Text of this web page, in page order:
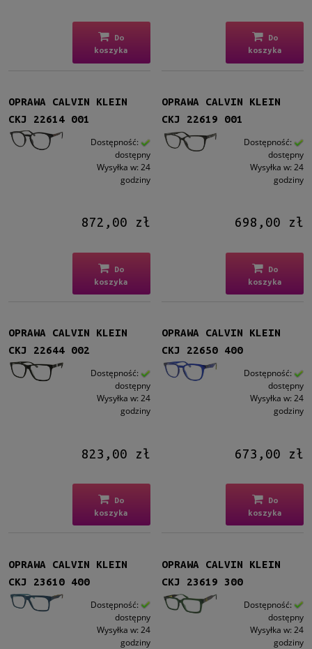
Filtruj
Nowość
nie(14)
Do
koszyka
Do
koszyka
OPRAWA CALVIN KLEIN
CKJ 22614 001
Dostępność:
dostępny
Wysyłka w: 24
godziny
872,00 zł
Do
koszyka
OPRAWA CALVIN KLEIN
CKJ 22619 001
Dostępność:
dostępny
Wysyłka w: 24
godziny
698,00 zł
Do
koszyka
OPRAWA CALVIN KLEIN
CKJ 22644 002
Dostępność:
dostępny
Wysyłka w: 24
godziny
823,00 zł
Do
koszyka
OPRAWA CALVIN KLEIN
CKJ 22650 400
Dostępność:
dostępny
Wysyłka w: 24
godziny
673,00 zł
Do
koszyka
OPRAWA CALVIN KLEIN
CKJ 23610 400
Dostępność:
dostępny
Wysyłka w: 24
godziny
OPRAWA CALVIN KLEIN
CKJ 23619 300
Dostępność:
dostępny
Wysyłka w: 24
godziny